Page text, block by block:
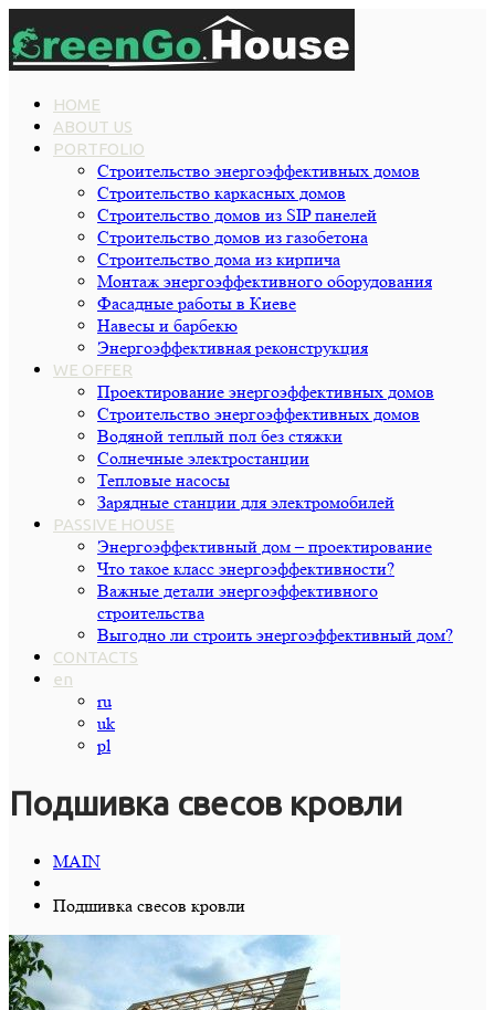
HOME
ABOUT US
PORTFOLIO
Строительство энергоэффективных домов
Строительство каркасных домов
Строительство домов из SIP панелей
Строительство домов из газобетона
Строительство дома из кирпича
Монтаж энергоэффективного оборудования
Фасадные работы в Киеве
Навесы и барбекю
Энергоэффективная реконструкция
WE OFFER
Проектирование энергоэффективных домов
Строительство энергоэффективных домов
Водяной теплый пол без стяжки
Cолнечные электростанции
Тепловые насосы
Зарядные станции для электромобилей
PASSIVE HOUSE
Энергоэффективный дом – проектирование
Что такое класс энергоэффективности?
Важные детали энергоэффективного
строительства
Выгодно ли строить энергоэффективный дом?
CONTACTS
en
ru
uk
pl
Подшивка свесов кровли
MAIN
Подшивка свесов кровли